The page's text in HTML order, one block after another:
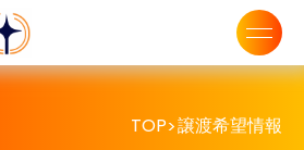
TOP>譲渡希望情報